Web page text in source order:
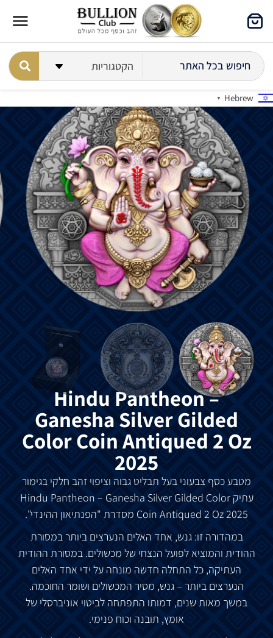
Hebrew
▼
Hindu Pantheon –
Ganesha Silver Gilded
Color Coin Antiqued 2 Oz
2025
מטבע כסף צבעוני בעל תבליט גבוה וציפוי זהב חלקי בגימור
עתיק Hindu Pantheon
– Ganesha Silver Gilded Color
Coin Antiqued 2 Oz 2025 מסדרת "הפנתיאון ההינדי".
במהדורה זו: גנש, אחד האלים הנערצים ביותר במסורת
ההודית והמוציא לפועל הנצחי של מכשולים. במסורת ההודית
העתיקה, כל התחלה חדשה מונחה על ידי אחד האלים
הנערצים ביותר – גנש, מסיר המכשולים ושומר החוכמה.
במשך מאות שנים, דמותו התפתחה לביטוי אוניברסלי של
אומץ, תובנה וכוח פנימי.